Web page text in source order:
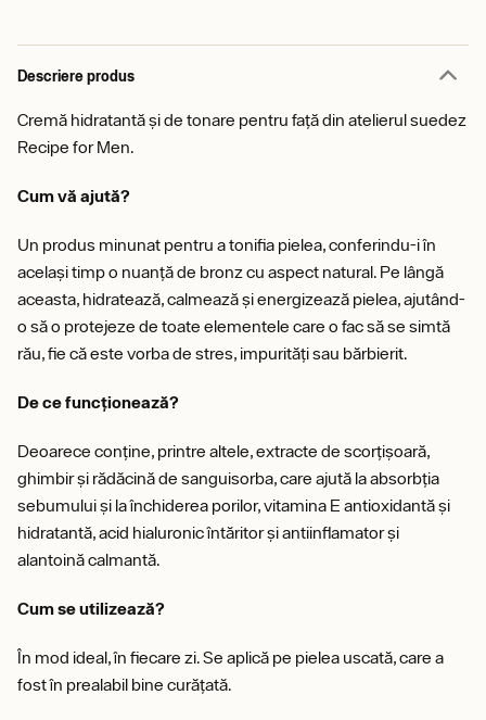
Descriere produs
Cremă hidratantă și de tonare pentru față din atelierul suedez
Recipe for Men.
Cum vă ajută?
Un produs minunat pentru a tonifia pielea, conferindu-i în
același timp o nuanță de bronz cu aspect natural. Pe lângă
aceasta, hidratează, calmează și energizează pielea, ajutând-
o să o protejeze de toate elementele care o fac să se simtă
rău, fie că este vorba de stres, impurități sau bărbierit.
De ce funcționează?
Deoarece conține, printre altele, extracte de scorțișoară,
ghimbir și rădăcină de sanguisorba, care ajută la absorbția
sebumului și la închiderea porilor, vitamina E antioxidantă și
hidratantă, acid hialuronic întăritor și antiinflamator și
alantoină calmantă.
Cum se utilizează?
În mod ideal, în fiecare zi. Se aplică pe pielea uscată, care a
fost în prealabil bine curățată.